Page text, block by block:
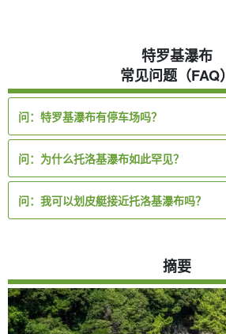
特罗基瀑布
常见问题（FAQ）
问：特罗基瀑布有停车场吗？
问：为什么托洛基瀑布如此罕见？
问：我可以划皮艇接近托洛基瀑布吗？
摘要